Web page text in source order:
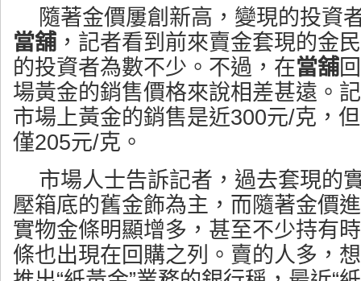
隨著金價屢創新高，變現的投資
當舖 ，記者看到前來賣金套現的金
的投資者為數不少。不過，在當舖
場黃金的銷售價格來說相差甚遠。
市場上黃金的銷售是近300元/克，
僅205元/克。
市場人士告訴記者，過去套現的
壓箱底的舊金飾為主，而隨著金價
實物金條明顯增多，甚至不少持有
條也出現在回購之列。賣的人多，